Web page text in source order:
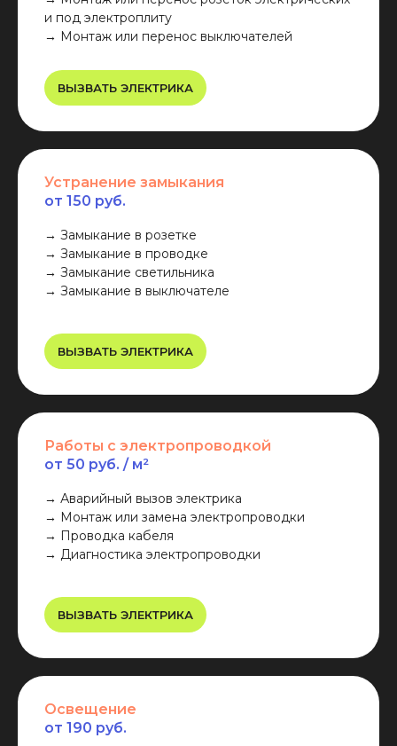
и под электроплиту
→ Монтаж или перенос выключателей
ВЫЗВАТЬ ЭЛЕКТРИКА
Устранение замыкания
от 150 руб.
→ Замыкание в розетке
→ Замыкание в проводке
→ Замыкание светильника
→ Замыкание в выключателе
ВЫЗВАТЬ ЭЛЕКТРИКА
Работы с электропроводкой
от 50 руб. / м²
→ Аварийный вызов электрика
→ Монтаж или замена электропроводки
→ Проводка кабеля
→ Диагностика электропроводки
ВЫЗВАТЬ ЭЛЕКТРИКА
Освещение
от 190 руб.